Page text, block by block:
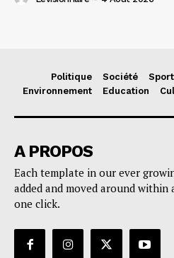
Politique Société Sport
Environnement
Education
A PROPOS
Each template in our ever
added and moved around
one click.